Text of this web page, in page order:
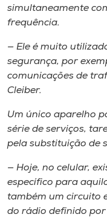
simultaneamente
frequência.
— Ele é muito
segurança, por
comunicações de
Cleiber.
Um único aparelho
série de serviços,
pela substituição de
— Hoje, no celular,
específico para
também um circuito
do rádio definido